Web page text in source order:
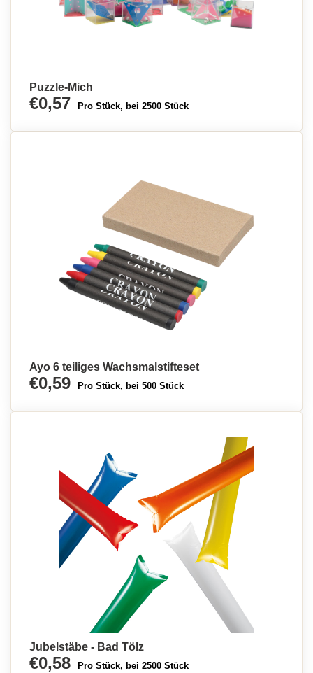
Puzzle-Mich
€0,57 Pro Stück, bei 2500 Stück
Ayo 6 teiliges Wachsmalstifteset
€0,59 Pro Stück, bei 500 Stück
Jubelstäbe - Bad Tölz
€0,58 Pro Stück, bei 2500 Stück